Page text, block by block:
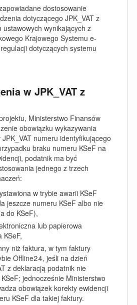
dostosowanie
dotyczącego JPK_VAT z
wynikających z
Krajowego Systemu e-
dotyczących systemu
w JPK_VAT z
Ministerstwo Finansów
obowiązku wykazywania
numeru identyfikującego
braku numeru KSeF na
podatnik ma być
jednego z trzech
w trybie awarii KSeF
jeszcze numeru KSeF albo nie
do KSeF),
lub papierowa
KSeF,
niż faktura, w tym faktury
Offline24, jeśli na dzień
z deklaracją podatnik nie
jednocześnie Ministerstwo
obowiązek korekty ewidencji
KSeF dla takiej faktury.